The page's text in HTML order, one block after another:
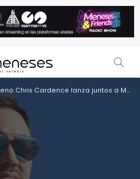
Chris Cardence lanza juntos a Mak Negron Turn it Up